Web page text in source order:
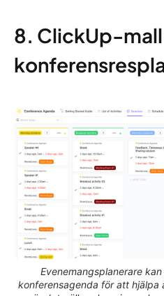
8. ClickUp-
Evenemangsplanerare
konferensagenda för att hjälpa